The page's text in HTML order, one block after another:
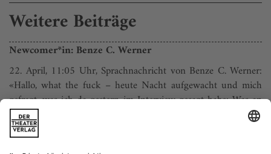
Weitere Beiträge
Newcomer*in: Benze C. Werner
22. April, 11:05 Uhr, Sprachnachricht von Benze C. Werner:
«Hallo, what the fuck – heute Nacht aufgewacht und mich
gefragt, was ich da gestern im Interview gesagt habe: Was an
meinen Stücken queer ist? ‹Nothing is queer!› Ähm. Ich
revidiere ein paar meiner Aussagen. Ok, just my morning
thoughts.»